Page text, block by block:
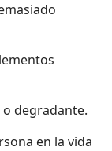
degradante.
en la vida